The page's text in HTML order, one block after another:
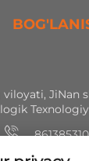
viloyati, JiNan